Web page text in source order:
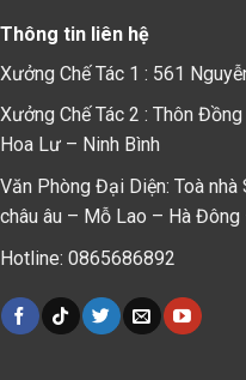
Thông tin liên hệ
Xưởng Chế Tác 1 : 561
Xưởng Chế Tác 2 : Thôn
Hoa Lư – Ninh Bình
Văn Phòng Đại Diện: Toà
châu âu – Mỗ Lao – Hà Đông
Hotline: 0865686892